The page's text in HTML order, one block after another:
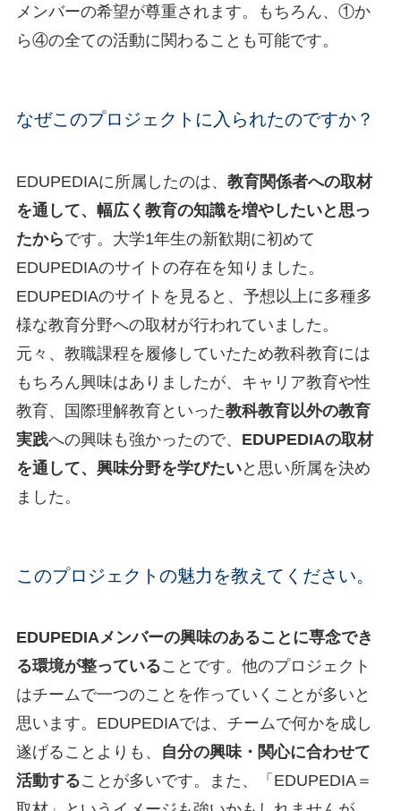
メンバーの希望が尊重されます。もちろん、①か
ら④の全ての活動に関わることも可能です。
なぜこのプロジェクトに入られたのですか？
EDUPEDIAに所属したのは、 教育関係者への取材
を通して、幅広く教育の知識を増やしたいと思っ
たからです。大学1年生の新歓期に初めて
EDUPEDIAのサイトの存在を知りました。
EDUPEDIAのサイトを見ると、予想以上に多種多
様な教育分野への取材が行われていました。
元々、教職課程を履修していたため教科教育には
もちろん興味はありましたが、キャリア教育や性
教育、国際理解教育といった教科教育以外の教育
実践への興味も強かったので、 EDUPEDIAの取材
を通して、興味分野を学びたいと思い所属を決め
ました。
このプロジェクトの魅力を教えてください。
EDUPEDIAメンバーの興味のあることに専念でき
る環境が整っていることです。他のプロジェクト
はチームで一つのことを作っていくことが多いと
思います。EDUPEDIAでは、チームで何かを成し
遂げることよりも、
自分の興味・関心に合わせて
活動することが多いです。また、「EDUPEDIA＝